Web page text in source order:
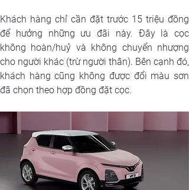
Khách hàng chỉ cần đặt trước 15 triệu đồng
để hưởng những ưu đãi này. Đây là cọc
không hoàn/huỷ và không chuyển nhượng
cho người khác (trừ người thân). Bên cạnh đó,
khách hàng cũng không được đổi màu sơn
đã chọn theo hợp đồng đặt cọc.